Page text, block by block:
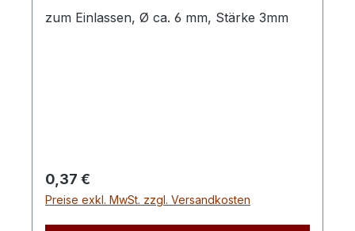
zum Einlassen, Ø ca. 6 mm, Stärke 3mm
Regulärer Preis:
0,37 €
Preise exkl. MwSt. zzgl. Versandkosten